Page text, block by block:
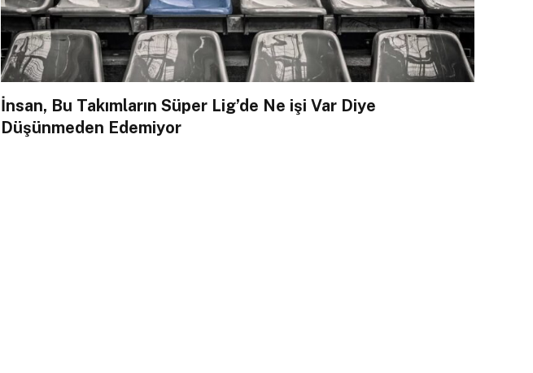
İnsan, Bu Takımların Süper Lig’de Ne işi Var Diye
Düşünmeden Edemiyor